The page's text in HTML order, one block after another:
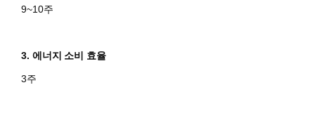
9~10주
3. 에너지 소비 효율
3주